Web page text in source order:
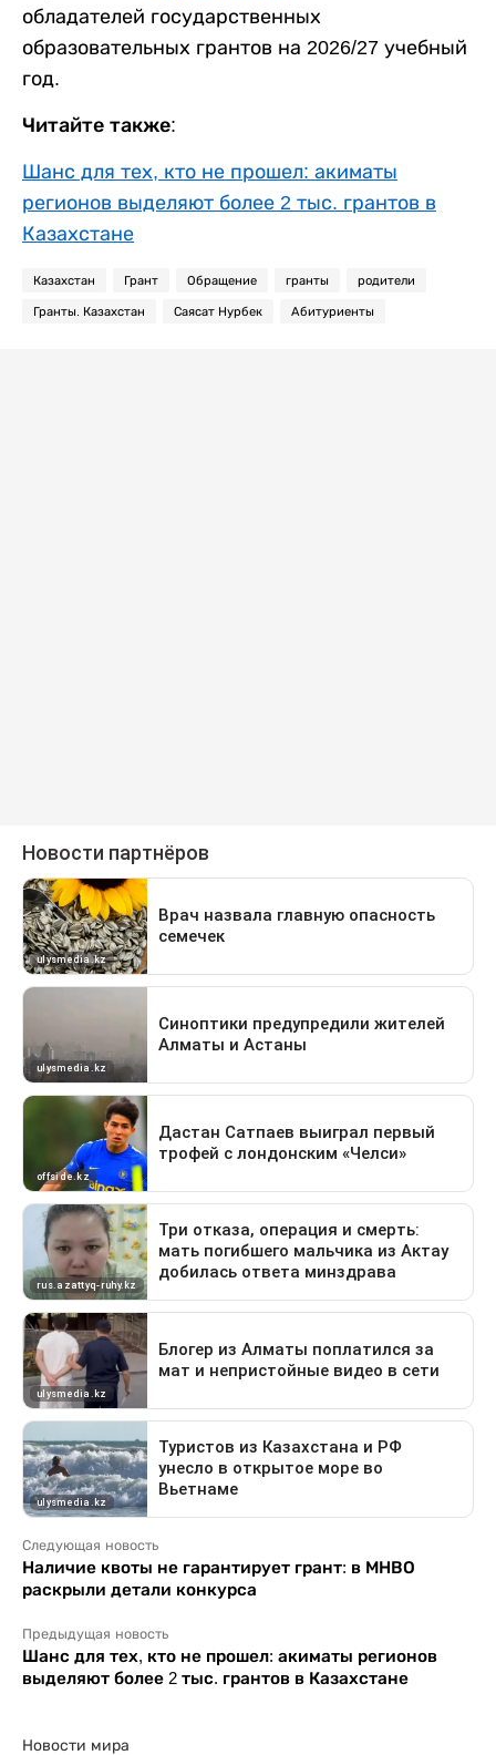
обладателей государственных
образовательных грантов на 2026/27 учебный
год.
Читайте также:
Шанс для тех, кто не прошел: акиматы
регионов выделяют более 2 тыс. грантов в
Казахстане
Казахстан Грант Обращение гранты родители
Гранты. Казахстан Саясат Нурбек Абитуриенты
Следующая новость
Наличие квоты не гарантирует грант: в МНВО
раскрыли детали конкурса
Предыдущая новость
Шанс для тех, кто не прошел: акиматы регионов
выделяют более 2 тыс. грантов в Казахстане
Новости мира